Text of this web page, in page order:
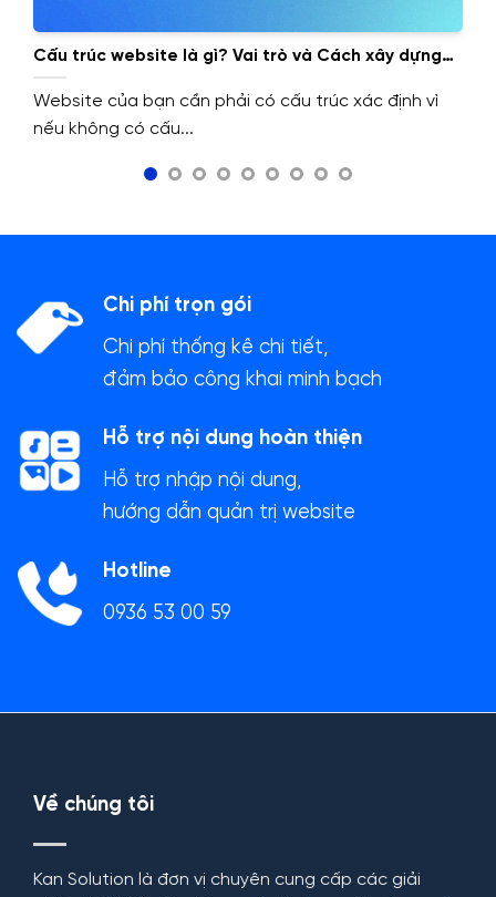
Cấu trúc website là gì? Vai trò và Cách xây dựng
cấu trúc website.
Website của bạn cần phải có cấu trúc xác định vì
nếu không có cấu...
Chi phí trọn gói
Chi phí thống kê chi tiết,
đảm bảo công khai minh bạch
Hỗ trợ nội dung hoàn thiện
Hỗ trợ nhập nội dung,
hướng dẫn quản trị website
Hotline
0936 53 00 59
Về chúng tôi
Kan Solution là đơn vị chuyên cung cấp các giải